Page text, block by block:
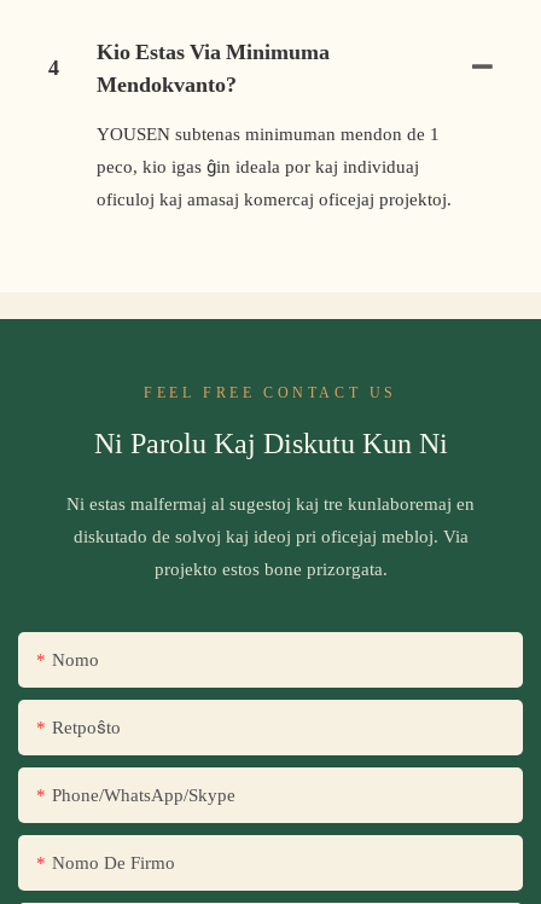
4
Kio Estas Via Minimuma
Mendokvanto?
YOUSEN subtenas minimuman mendon de 1
peco, kio igas ĝin ideala por kaj individuaj
oficuloj kaj amasaj komercaj oficejaj projektoj.
FEEL FREE CONTACT US
Ni Parolu Kaj Diskutu Kun Ni
Ni estas malfermaj al sugestoj kaj tre kunlaboremaj en
diskutado de solvoj kaj ideoj pri oficejaj mebloj. Via
projekto estos bone prizorgata.
Nomo
Retpoŝto
Phone/WhatsApp/Skype
Nomo De Firmo